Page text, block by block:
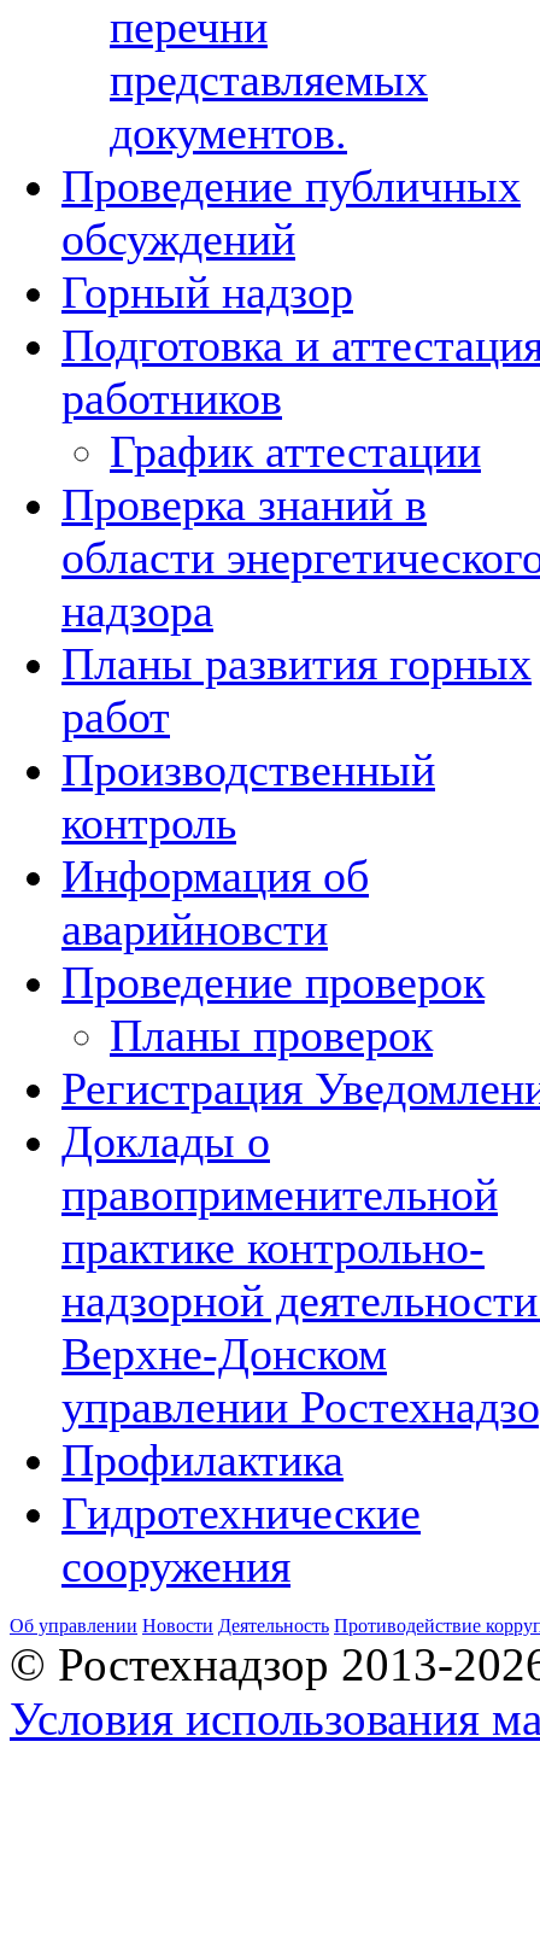
перечни
представляемых
документов.
Проведение публичных
обсуждений
Горный надзор
Подготовка и
работников
График аттестации
Проверка знаний в
области
надзора
Планы развития горных
работ
Производственный
контроль
Информация об
аварийновсти
Проведение проверок
Планы проверок
Регистрация
Доклады о
правоприменительной
практике контрольно-
надзорной
Верхне-Донском
управлении
Профилактика
Гидротехнические
сооружения
Об управлении Новости Деятельность Противодействие
© Ростехнадзор 2013-
Условия использования